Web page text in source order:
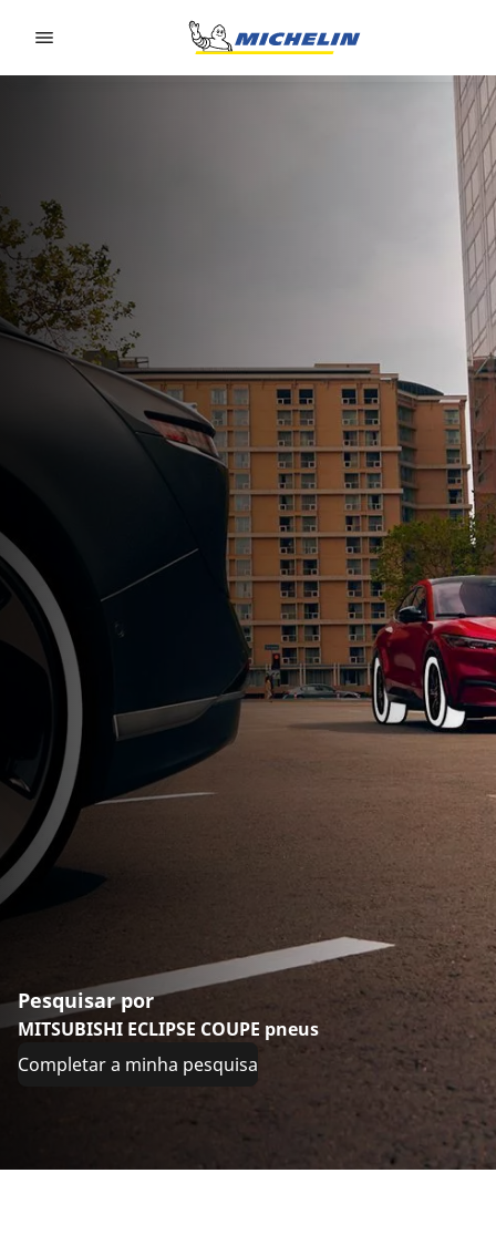
Pesquisar por
MITSUBISHI ECLIPSE COUPE pneus
Completar a minha pesquisa